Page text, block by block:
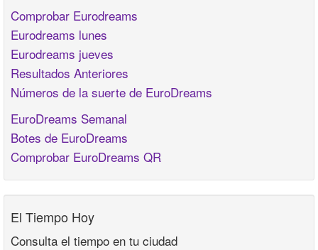
Comprobar Eurodreams
Eurodreams lunes
Eurodreams jueves
Resultados Anteriores
Números de la suerte de EuroDreams
EuroDreams Semanal
Botes de EuroDreams
Comprobar EuroDreams QR
El Tiempo Hoy
Consulta el tiempo en tu ciudad